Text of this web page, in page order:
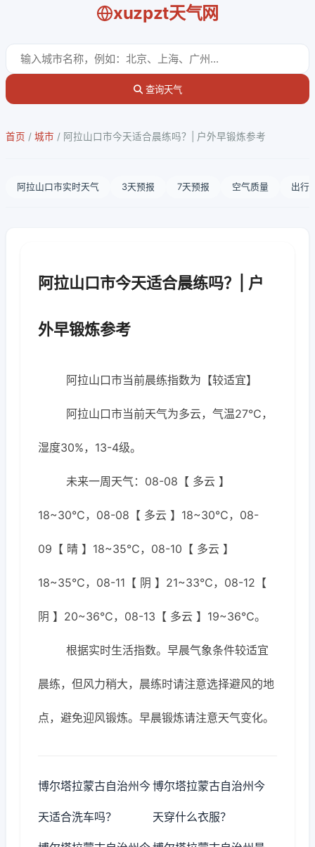
xuzpzt天气网
查询天气
首页 / 城市 / 阿拉山口市今天适合晨练吗？| 户外早锻炼参考
阿拉山口市实时天气 3天预报 7天预报 空气质量 出行
阿拉山口市今天适合晨练吗？| 户
外早锻炼参考
阿拉山口市当前晨练指数为【较适宜】
阿拉山口市当前天气为多云，气温27℃，
湿度30%，13-4级。
未来一周天气：08-08【 多云 】
18~30℃，08-08【 多云 】18~30℃，08-
09【 晴 】18~35℃，08-10【 多云 】
18~35℃，08-11【 阴 】21~33℃，08-12【
阴 】20~36℃，08-13【 多云 】19~36℃。
根据实时生活指数。早晨气象条件较适宜
晨练，但风力稍大，晨练时请注意选择避风的地
点，避免迎风锻炼。早晨锻炼请注意天气变化。
博尔塔拉蒙古自治州今
天适合洗车吗？
博尔塔拉蒙古自治州今
天穿什么衣服？